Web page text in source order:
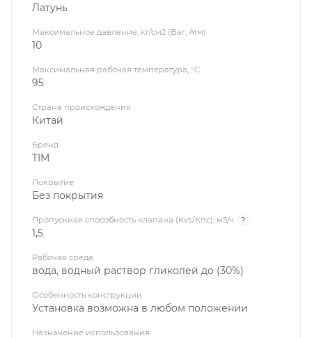
Латунь
Максимальное давление, кг/см2 (Bar, Атм)
10
Максимальная рабочая температура, °С
95
Страна происхождения
Китай
Бренд
TIM
Покрытие
Без покрытия
Пропускная способность клапана (Kvs/Кпс), м3/ч ?
1,5
Рабочая среда
вода, водный раствор гликолей до (30%)
Особенность конструкции
Установка возможна в любом положении
Назначение использования